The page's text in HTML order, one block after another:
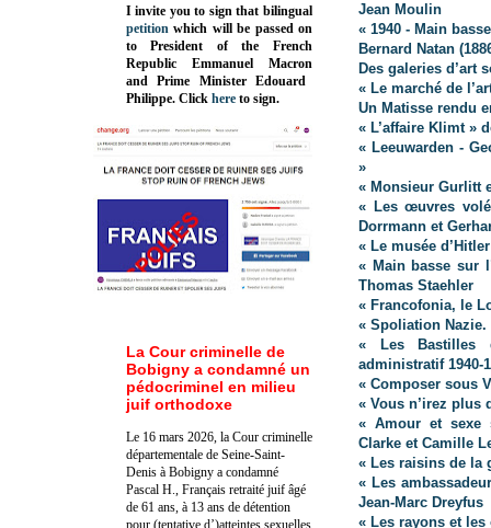
Jean Moulin
« 1940 - Main
Bernard Natan
Des galeries d’art
« Le marché de
Un Matisse rendu
« L’affaire Klimt »
« Leeuwarden -
»
« Monsieur Gurlitt
« Les œuvres
Dorrmann et
« Le musée
« Main basse sur
Thomas Staehler
« Francofonia, le
« Spoliation
« Les Bastilles
administratif 1940-
« Composer sous
« Vous n’irez plus
« Amour et sexe
Clarke et Camille
« Les raisins de la
« Les
Jean-Marc Dreyfus
« Les rayons et
I invite you to sign that bilingual
petition which will be passed on
to President of the French
Republic Emmanuel Macron
and Prime MinisterEdouard
Philippe. Click here to sign.
La Cour criminelle de
Bobigny a condamné un
pédocriminel en milieu
juif orthodoxe
Le 16 mars 2026, la Cour criminelle
départementale de Seine-Saint-
Denis à Bobigny a condamné
Pascal H., Français retraité juif âgé
de 61 ans, à 13 ans de détention
pour (tentative d’)atteintes sexuelles